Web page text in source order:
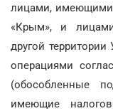
лицами, имеющими
«Крым», и
другой
операциями
(обособленные
имеющие